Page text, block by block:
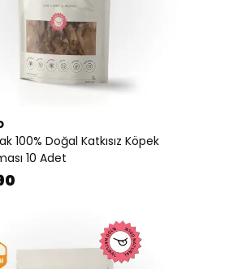
100% Doğal Katkısız Köpek
10 Adet